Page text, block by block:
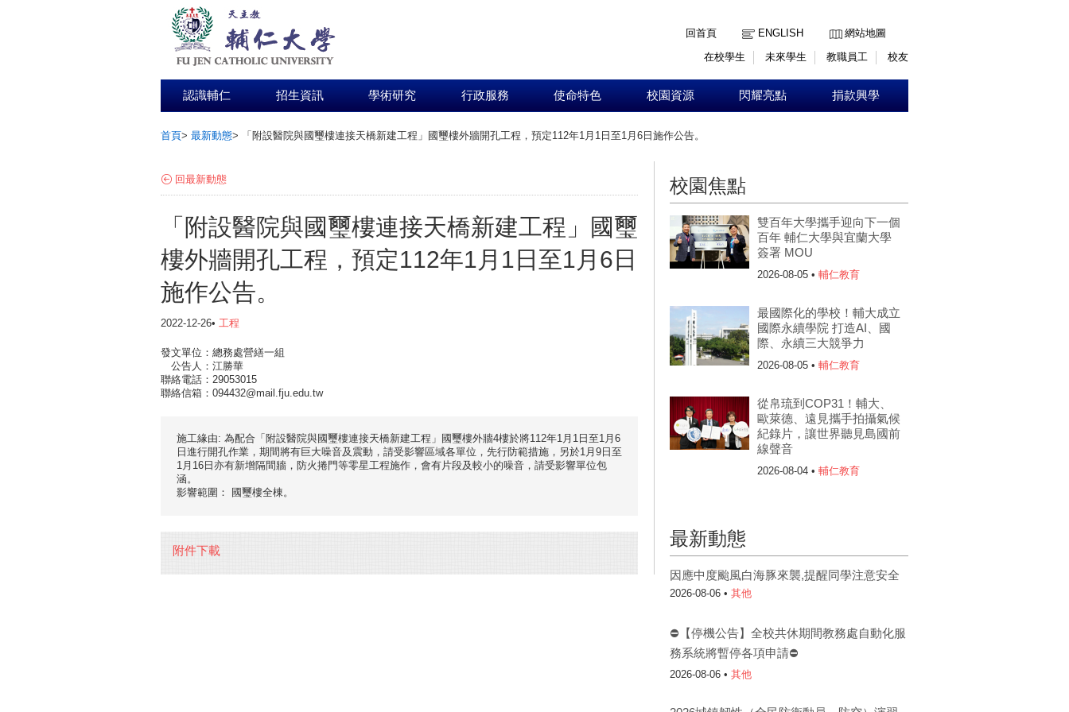
回首頁
ENGLISH
網站地圖
在校學生
未來學生 教職員工 校友
認識輔仁 招生資訊 學術研究 行政服務 使命特色 校園資源 閃耀亮點 捐款興學
首頁> 最新動態> 「附設醫院與國璽樓連接天橋新建工程」國璽樓外牆開孔工程，預定112年1月1日至1月6日施作公告。
回最新動態
「附設醫院與國璽樓連接天橋新建工程」國璽
樓外牆開孔工程，預定112年1月1日至1月6日
施作公告。
2022-12-26• 工程
發文單位：總務處營繕一組
公告人：江勝華
聯絡電話：29053015
聯絡信箱：094432@mail.fju.edu.tw
施工緣由: 為配合「附設醫院與國璽樓連接天橋新建工程」國璽樓外牆4樓於將112年1月1日至1月6
日進行開孔作業，期間將有巨大噪音及震動，請受影響區域各單位，先行防範措施，另於1月9日至
1月16日亦有新增隔間牆，防火捲門等零星工程施作，會有片段及較小的噪音，請受影響單位包
涵。
影響範圍： 國璽樓全棟。
附件下載
校園焦點
雙百年大學攜手迎向下一個
百年 輔仁大學與宜蘭大學
簽署 MOU
2026-08-05 • 輔仁教育
最國際化的學校！輔大成立
國際永續學院 打造AI、國
際、永續三大競爭力
2026-08-05 • 輔仁教育
從帛琉到COP31！輔大、
歐萊德、遠見攜手拍攝氣候
紀錄片，讓世界聽見島國前
線聲音
2026-08-04 • 輔仁教育
最新動態
因應中度颱風白海豚來襲,提醒同學注意安全
2026-08-06 • 其他
⛔【停機公告】全校共休期間教務處自動化服
務系統將暫停各項申請⛔
2026-08-06 • 其他